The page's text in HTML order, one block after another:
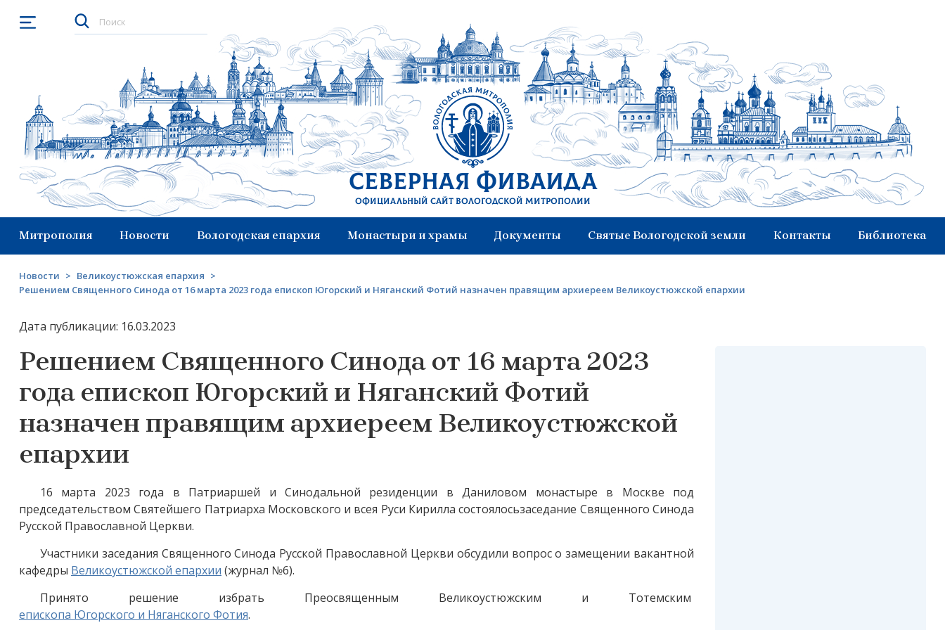
Открыть меню
Северная Фиваида
Официальный сайт Вологодской митрополии
Митрополия Новости Вологодская епархия Монастыри и храмы Документы Святые Вологодской земли Контакты Библиотека
Новости > Великоустюжская епархия >
Решением Священного Синода от 16 марта 2023 года епископ Югорский и Няганский Фотий назначен правящим архиереем Великоустюжской епархии
Дата публикации: 16.03.2023
Решением Священного Синода от 16 марта 2023
года епископ Югорский и Няганский Фотий
назначен правящим архиереем Великоустюжской
епархии
16 марта 2023 года в Патриаршей и Синодальной резиденции в Даниловом монастыре
в Москве под
председательством Святейшего Патриарха Московского и всея Руси Кирилласостоялосьзаседание Священного Синода
Русской Православной Церкви.
Участники заседания Священного Синода Русской Православной Церкви обсудили вопрос о замещении вакантной
кафедры Великоустюжской епархии (журнал №6).
Принято решение избрать Преосвященным Великоустюжским и Тотемским
епископа Югорского и Няганского Фотия.